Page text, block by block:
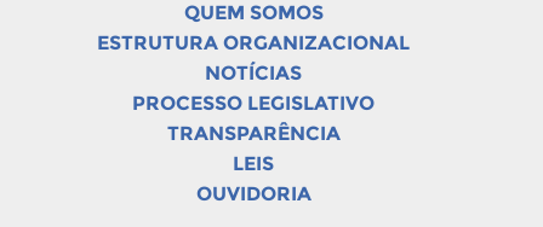
QUEM SOMOS
ESTRUTURA ORGANIZACIONAL
NOTÍCIAS
PROCESSO LEGISLATIVO
TRANSPARÊNCIA
LEIS
OUVIDORIA